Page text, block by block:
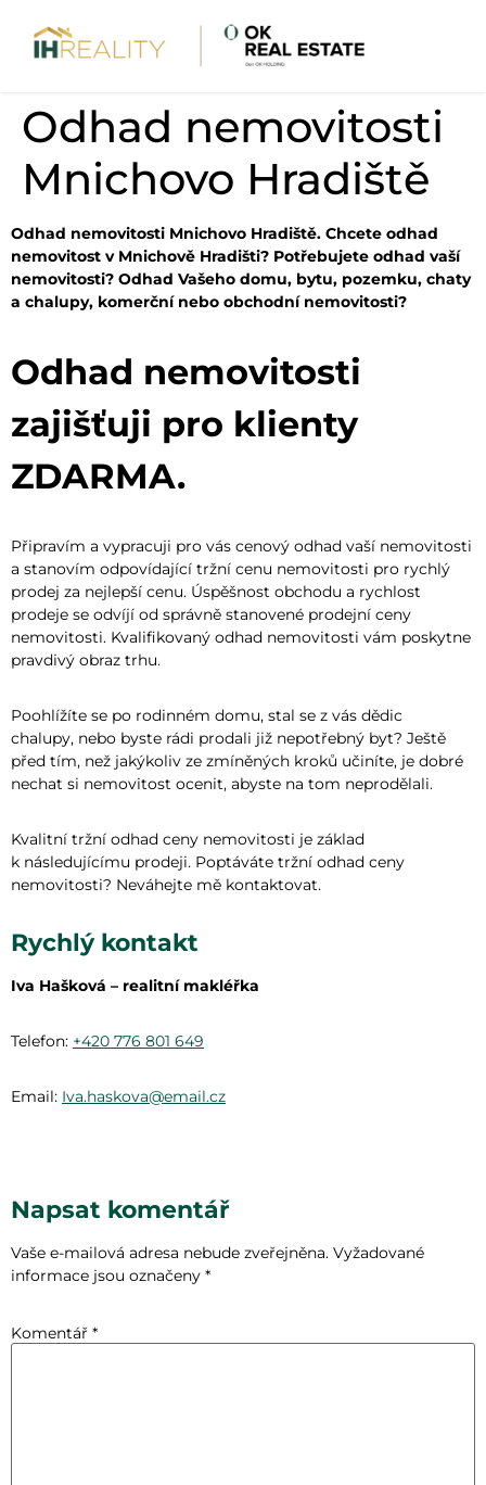
Odhad nemovitosti
Mnichovo Hradiště
Odhad nemovitosti Mnichovo Hradiště. Chcete odhad
nemovitost v Mnichově Hradišti? Potřebujete odhad vaší
nemovitosti? Odhad Vašeho domu, bytu, pozemku, chaty
a chalupy, komerční nebo obchodní nemovitosti?
Odhad nemovitosti
zajišťuji pro klienty
ZDARMA.
Připravím a vypracuji pro vás cenový odhad vaší nemovitosti
a stanovím odpovídající tržní cenu nemovitosti pro rychlý
prodej za nejlepší cenu. Úspěšnost obchodu a rychlost
prodeje se odvíjí od správně stanovené prodejní ceny
nemovitosti. Kvalifikovaný odhad nemovitosti vám poskytne
pravdivý obraz trhu.
Poohlížíte se po rodinném domu, stal se z vás dědic
chalupy, nebo byste rádi prodali již nepotřebný byt? Ještě
před tím, než jakýkoliv ze zmíněných kroků učiníte, je dobré
nechat si nemovitost ocenit, abyste na tom neprodělali.
Kvalitní tržní odhad ceny nemovitosti je základ
k následujícímu prodeji. Poptáváte tržní odhad ceny
nemovitosti? Neváhejte mě kontaktovat.
Rychlý kontakt
Iva Hašková – realitní makléřka
Telefon: +420 776 801 649
Email: Iva.haskova@email.cz
Napsat komentář
Vaše e-mailová adresa nebude zveřejněna. Vyžadované
informace jsou označeny *
Komentář *